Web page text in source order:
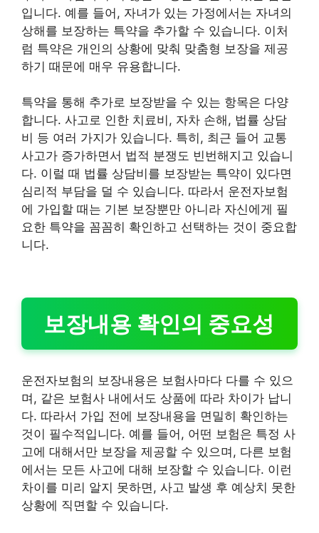
입니다. 예를 들어, 자녀가 있는 가정에서는 자녀의
상해를 보장하는 특약을 추가할 수 있습니다. 이처
럼 특약은 개인의 상황에 맞춰 맞춤형 보장을 제공
하기 때문에 매우 유용합니다.
특약을 통해 추가로 보장받을 수 있는 항목은 다양
합니다. 사고로 인한 치료비, 자차 손해, 법률 상담
비 등 여러 가지가 있습니다. 특히, 최근 들어 교통
사고가 증가하면서 법적 분쟁도 빈번해지고 있습니
다. 이럴 때 법률 상담비를 보장받는 특약이 있다면
심리적 부담을 덜 수 있습니다. 따라서 운전자보험
에 가입할 때는 기본 보장뿐만 아니라 자신에게 필
요한 특약을 꼼꼼히 확인하고 선택하는 것이 중요합
니다.
보장내용 확인의 중요성
운전자보험의 보장내용은 보험사마다 다를 수 있으
며, 같은 보험사 내에서도 상품에 따라 차이가 납니
다. 따라서 가입 전에 보장내용을 면밀히 확인하는
것이 필수적입니다. 예를 들어, 어떤 보험은 특정 사
고에 대해서만 보장을 제공할 수 있으며, 다른 보험
에서는 모든 사고에 대해 보장할 수 있습니다. 이런
차이를 미리 알지 못하면, 사고 발생 후 예상치 못한
상황에 직면할 수 있습니다.